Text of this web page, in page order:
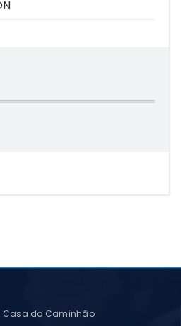
Casa do Caminhão